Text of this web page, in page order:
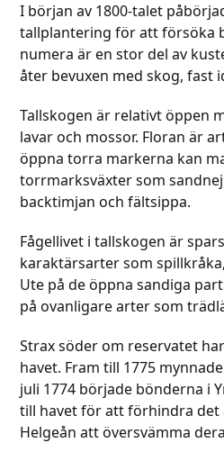
I början av 1800-talet
tallplantering för att försöka
numera är en stor del av
åter bevuxen med skog, fast
Tallskogen är relativt öppen
lavar och mossor. Floran är
öppna torra markerna kan
torrmarksväxter som
backtimjan och fältsippa.
Fågellivet i tallskogen är
karaktärsarter som
Ute på de öppna sandiga
på ovanligare arter som
Strax söder om reservatet
havet. Fram till 1775
juli 1774 började bönderna i
till havet för att förhindra
Helgeån att översvämma